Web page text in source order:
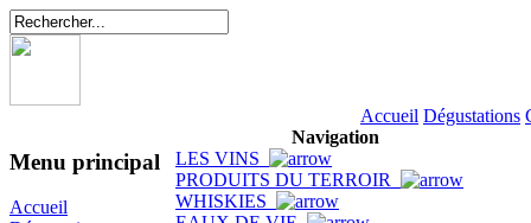
Accueil Dégustations
Menu principal
Accueil
Navigation
LES VINS
PRODUITS DU TERROIR
WHISKIES